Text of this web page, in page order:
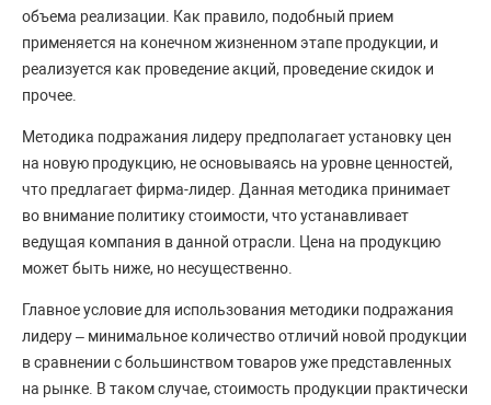
объема реализации. Как правило, подобный прием
применяется на конечном жизненном этапе продукции, и
реализуется как проведение акций, проведение скидок и
прочее.
Методика подражания лидеру предполагает установку цен
на новую продукцию, не основываясь на уровне ценностей,
что предлагает фирма-лидер. Данная методика принимает
во внимание политику стоимости, что устанавливает
ведущая компания в данной отрасли. Цена на продукцию
может быть ниже, но несущественно.
Главное условие для использования методики подражания
лидеру – минимальное количество отличий новой продукции
в сравнении с большинством товаров уже представленных
на рынке. В таком случае, стоимость продукции практически